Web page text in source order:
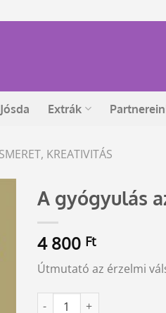
Jósda Extrák
KREATIVITÁS
A gyógyulás
4 800 Ft
Útmutató az érzelmi
A gyógyulás az új divat
Alternative: